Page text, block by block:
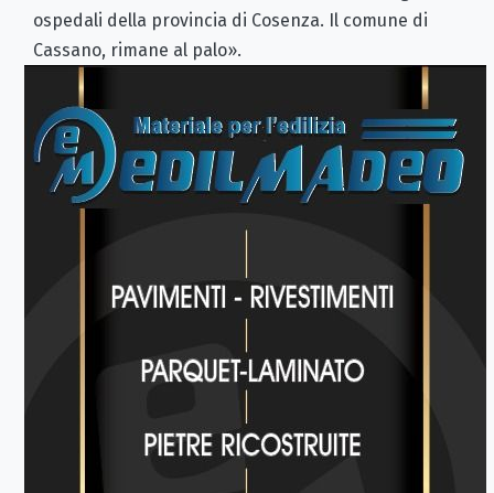
ospedali della provincia di Cosenza. Il comune di
Cassano, rimane al palo».